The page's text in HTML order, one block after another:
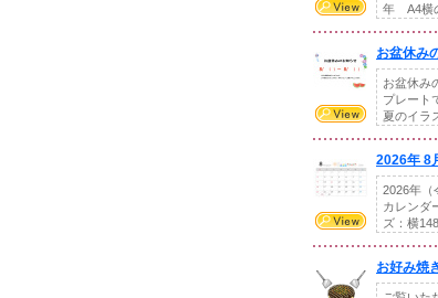
年 A4横
お盆休み
お盆休み
プレート
夏のイラ
2026年 8
2026年（
カレンダ
ズ：横
お好み焼